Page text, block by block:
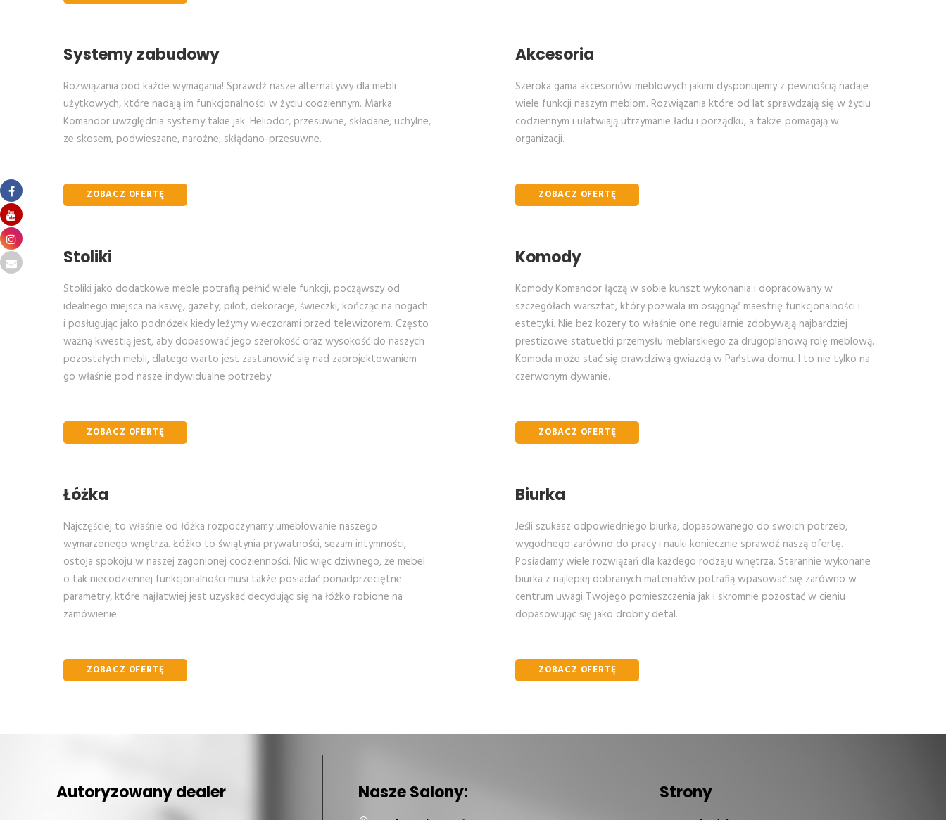
Systemy zabudowy
Rozwiązania pod każde wymagania! Sprawdź nasze alternatywy dla mebli
użytkowych, które nadają im funkcjonalności w życiu codziennym. Marka
Komandor uwzględnia systemy takie jak: Heliodor, przesuwne, składane, uchylne,
ze skosem, podwieszane, narożne, skłądano-przesuwne.
ZOBACZ OFERTĘ
Akcesoria
Szeroka gama akcesoriów meblowych jakimi dysponujemy z pewnością nadaje
wiele funkcji naszym meblom. Rozwiązania które od lat sprawdzają się w życiu
codziennym i ułatwiają utrzymanie ładu i porządku, a także pomagają w
organizacji.
ZOBACZ OFERTĘ
Stoliki
Stoliki jako dodatkowe meble potrafią pełnić wiele funkcji, począwszy od
idealnego miejsca na kawę, gazety, pilot, dekoracje, świeczki, kończąc na nogach
i posługując jako podnóżek kiedy leżymy wieczorami przed telewizorem. Często
ważną kwestią jest, aby dopasować jego szerokość oraz wysokość do naszych
pozostałych mebli, dlatego warto jest zastanowić się nad zaprojektowaniem
go właśnie pod nasze indywidualne potrzeby.
ZOBACZ OFERTĘ
Komody
Komody Komandor łączą w sobie kunszt wykonania i dopracowany w
szczegółach warsztat, który pozwala im osiągnąć maestrię funkcjonalności i
estetyki. Nie bez kozery to właśnie one regularnie zdobywają najbardziej
prestiżowe statuetki przemysłu meblarskiego za drugoplanową rolę meblową.
Komoda może stać się prawdziwą gwiazdą w Państwa domu. I to nie tylko na
czerwonym dywanie.
ZOBACZ OFERTĘ
Łóżka
Najczęściej to właśnie od łóżka rozpoczynamy umeblowanie naszego
wymarzonego wnętrza. Łóżko to świątynia prywatności, sezam intymności,
ostoja spokoju w naszej zagonionej codzienności. Nic więc dziwnego, że mebel
o tak niecodziennej funkcjonalności musi także posiadać ponadprzeciętne
parametry, które najłatwiej jest uzyskać decydując się na łóżko robione na
zamówienie.
ZOBACZ OFERTĘ
Biurka
Jeśli szukasz odpowiedniego biurka, dopasowanego do swoich potrzeb,
wygodnego zarówno do pracy i nauki koniecznie sprawdź naszą ofertę.
Posiadamy wiele rozwiązań dla każdego rodzaju wnętrza. Starannie wykonane
biurka z najlepiej dobranych materiałów potrafią wpasować się zarówno w
centrum uwagi Twojego pomieszczenia jak i skromnie pozostać w cieniu
dopasowując się jako drobny detal.
ZOBACZ OFERTĘ
Autoryzowany dealer Nasze Salony: Strony